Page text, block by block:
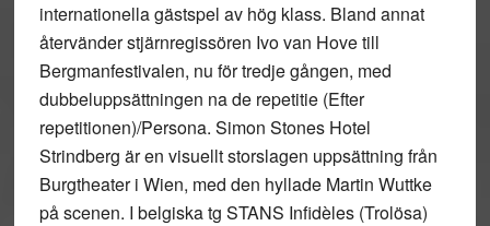
internationella gästspel av hög klass. Bland annat
återvänder stjärnregissören Ivo van Hove till
Bergmanfestivalen, nu för tredje gången, med
dubbeluppsättningen na de repetitie (Efter
repetitionen)/Persona. Simon Stones Hotel
Strindberg är en visuellt storslagen uppsättning från
Burgtheater i Wien, med den hyllade Martin Wuttke
på scenen. I belgiska tg STANS Infidèles (Trolösa)